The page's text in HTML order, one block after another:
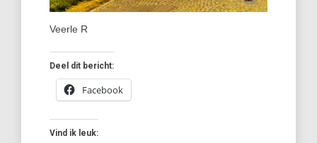
Veerle R
Deel dit bericht:
Facebook
Vind ik leuk: